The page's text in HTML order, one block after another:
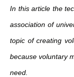
In this article the
association of
topic of creating
because voluntary
need.